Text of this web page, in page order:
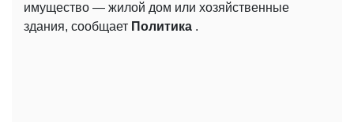
имущество — жилой дом или хозяйственные
здания, сообщает Политика .